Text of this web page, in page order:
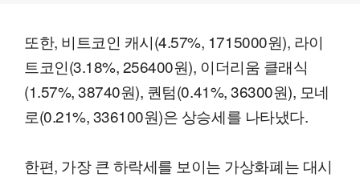
또한, 비트코인 캐시(4.57%, 1715000원), 라이
트코인(3.18%, 256400원), 이더리움 클래식
(1.57%, 38740원), 퀀텀(0.41%, 36300원), 모네
로(0.21%, 336100원)은 상승세를 나타냈다.
한편, 가장 큰 하락세를 보이는 가상화폐는 대시